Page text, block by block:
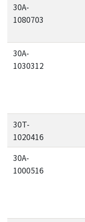
30A-
1080703
30A-
1030312
30T-
1020416
30A-
1000516